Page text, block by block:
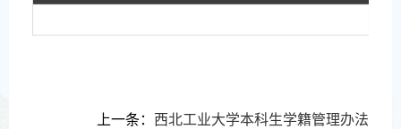
上一条： 西北工业大学本科生学籍管理办法